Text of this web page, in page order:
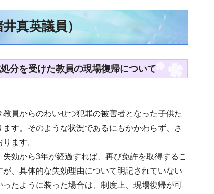
真英議員）
分を受けた教員の現場復帰について
員からのわいせつ犯罪の被害者となった子供た
す。そのような状況であるにもかかわらず、さ
ます。
効から3年が経過すれば、再び免許を取得するこ
、具体的な失効理由について明記されていない
たように装った場合は、制度上、現場復帰が可